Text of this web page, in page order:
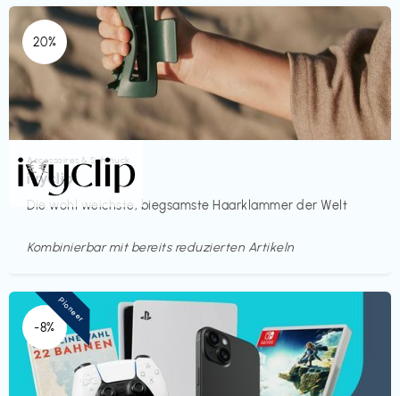
20%
Accessoires & Schmuck
ivyclip
Die wohl weichste, biegsamste Haarklammer der Welt
€€‎
Kombinierbar mit bereits reduzierten Artikeln
-8%
Pioneer